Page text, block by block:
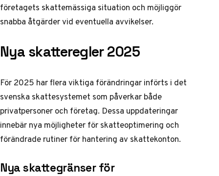
företagets skattemässiga situation och möjliggör
snabba åtgärder vid eventuella avvikelser.
Nya skatteregler 2025
För 2025 har flera viktiga förändringar införts i det
svenska skattesystemet som påverkar både
privatpersoner och företag. Dessa uppdateringar
innebär nya möjligheter för skatteoptimering och
förändrade rutiner för hantering av skattekonton.
Nya skattegränser för